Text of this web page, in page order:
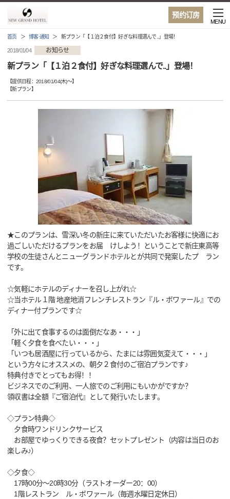
预约订房
MENU
首页 博客·通知 新プラン「【１泊２食付】好ぎな料理選んで..」登場！
2018/01/04 お知らせ
新プラン「【１泊２食付】好ぎな料理選んで..」登場！
【提供日程： 2018/01/04(木)〜】
【新プラン】
★このプランは、雪深い冬の新庄に来ていただいたお客様に快適にお
過ごしいただけるプランをお届 けしよう！ということで新庄東高等
学校の生徒さんとニューグランドホテルとが共同で発案したプ ラン
です。
☆気軽にホテルのディナーを召し上がれ☆
☆当ホテル１階 地産地消フレンチレストラン『ル・ボワァール』での
ディナー付プランです☆
「外に出て食事するのは面倒だなあ・・・」
「軽く夕食を食べたい・・・」
「いつも居酒屋に行っているから、たまには雰囲気変えて・・・」
という方々にオススメの、朝夕２食付のご宿泊プランです♪
特典付きでとってもお得！！
ビジネスでのご利用、一人旅でのご利用にもいかがですか？
領収書は全額『ご宿泊代』として発行いたします。
◇プラン特典◇
夕食時ワンドリンクサービス
お部屋でゆっくりできる夜食？セットプレゼント（内容は当日のお
楽しみ♪）
◇夕食◇
17時00分～20時30分（ラストオーダー20：00）
1階レストラン ル・ボワァール（毎週水曜日定休日）